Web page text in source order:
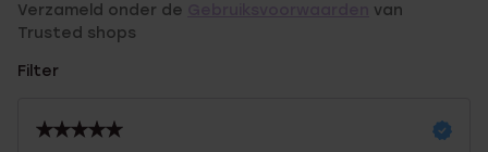
Verzameld onder de
van
Trusted shops
Filter